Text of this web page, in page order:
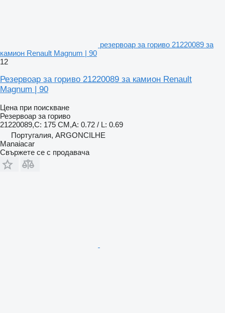
резервоар за гориво 21220089 за
камион Renault Magnum | 90
12
Резервоар за гориво 21220089 за камион Renault
Magnum | 90
Цена при поискване
Резервоар за гориво
21220089,C: 175 CM,A: 0.72 / L: 0.69
Португалия, ARGONCILHE
Manaiacar
Свържете се с продавача